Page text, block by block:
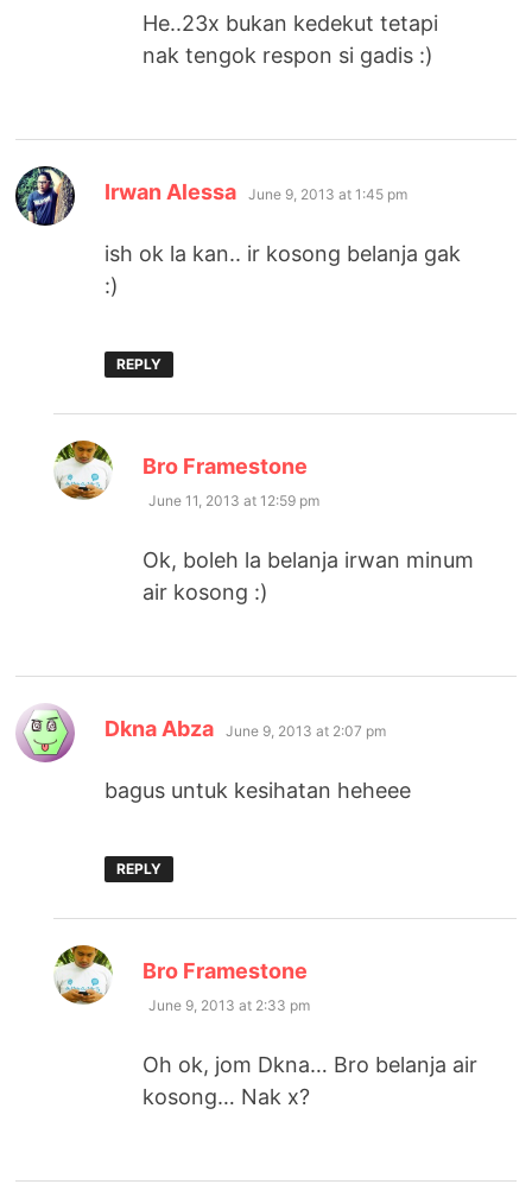
He..23x bukan kedekut tetapi
nak tengok respon si gadis :)
Irwan Alessa says:
June 9, 2013 at 1:45 pm
ish ok la kan.. ir kosong belanja gak
:)
REPLY
Bro Framestone
June 11, 2013 at 12:59 pm
Ok, boleh la belanja irwan minum
air kosong :)
Dkna Abza says:
June 9, 2013 at 2:07 pm
bagus untuk kesihatan heheee
REPLY
Bro Framestone
June 9, 2013 at 2:33 pm
Oh ok, jom Dkna… Bro belanja air
kosong… Nak x?